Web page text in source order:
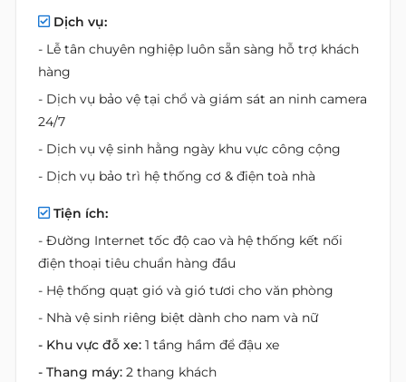
Dịch vụ:
- Lễ tân chuyên nghiệp luôn sẵn sàng hỗ trợ khách
hàng
- Dịch vụ bảo vệ tại chổ và giám sát an ninh camera
24/7
- Dịch vụ vệ sinh hằng ngày khu vực công cộng
- Dịch vụ bảo trì hệ thống cơ & điện toà nhà
Tiện ích:
- Đường Internet tốc độ cao và hệ thống kết nối
điện thoại tiêu chuẩn hàng đầu
- Hệ thống quạt gió và gió tươi cho văn phòng
- Nhà vệ sinh riêng biệt dành cho nam và nữ
- Khu vực đỗ xe: 1 tầng hầm để đậu xe
- Thang máy: 2 thang khách